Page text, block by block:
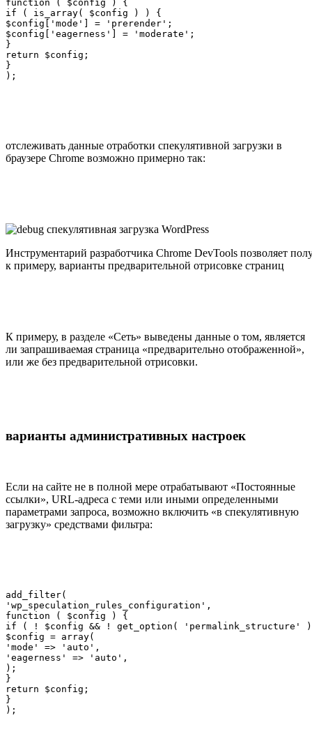
function ( $config ) {
if ( is_array( $config ) ) {
$config['mode'] = 'prerender';
$config['eagerness'] = 'moderate';
}
return $config;
}
);
отслеживать данные отработки спекулятивной загрузки в
браузере Chrome возможно примерно так:
Инструментарий разработчика Chrome DevTools позволяет
к примеру, варианты предварительной отрисовке страниц
К примеру, в разделе «Сеть» выведены данные о том, является
ли запрашиваемая страница «предварительно отображенной»,
или же без предварительной отрисовки.
варианты административных настроек
Если на сайте не в полной мере отрабатывают «Постоянные
ссылки», URL-адреса с теми или иными определенными
параметрами запроса, возможно включить «в спекулятивную
загрузку» средствами фильтра:
add_filter(
'wp_speculation_rules_configuration',
function ( $config ) {
if ( ! $config && ! get_option( 'permalink_structure'
$config = array(
'mode' => 'auto',
'eagerness' => 'auto',
);
}
return $config;
}
);